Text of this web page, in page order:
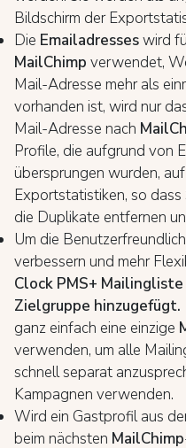
Bildschirm der
Die Emailadresseswird
MailChimp verwendet,
Mail-Adresse mehr als
vorhanden ist, wird nur
Mail-Adresse nach
Profile, die aufgrund von
übersprungen wurden,
Exportstatistiken, so
die Duplikate entfernen
Um die
verbessern und mehr
Clock PMS+ Mailingliste
Zielgruppe hinzugefügt.
ganz einfach eine einzige
verwenden, um alle
schnell separat
Kampagnen verwenden.
Wird ein Gastprofil aus
beim nächsten MailChimp